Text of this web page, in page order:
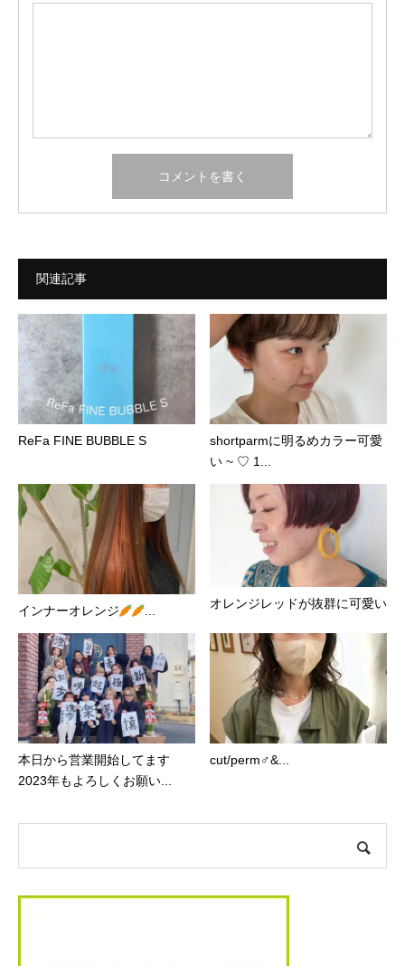
関連記事
ReFa FINE BUBBLE S
shortparmに明るめカラー可愛
い ~ ♡ 1...
インナーオレンジ ...
オレンジレッドが抜群に可愛い️
本日から営業開始してます
2023年もよろしくお願い...
cut/perm‍♂&...